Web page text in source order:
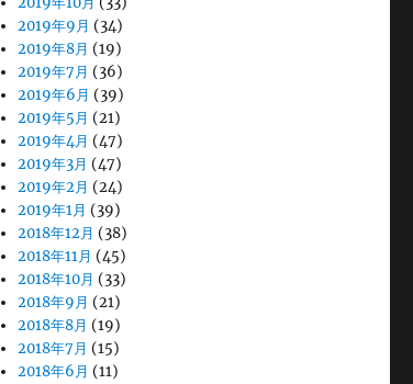
2019年9月 (34)
2019年8月 (19)
2019年7月 (36)
2019年6月 (39)
2019年5月 (21)
2019年4月 (47)
2019年3月 (47)
2019年2月 (24)
2019年1月 (39)
2018年12月 (38)
2018年11月 (45)
2018年10月 (33)
2018年9月 (21)
2018年8月 (19)
2018年7月 (15)
2018年6月 (11)